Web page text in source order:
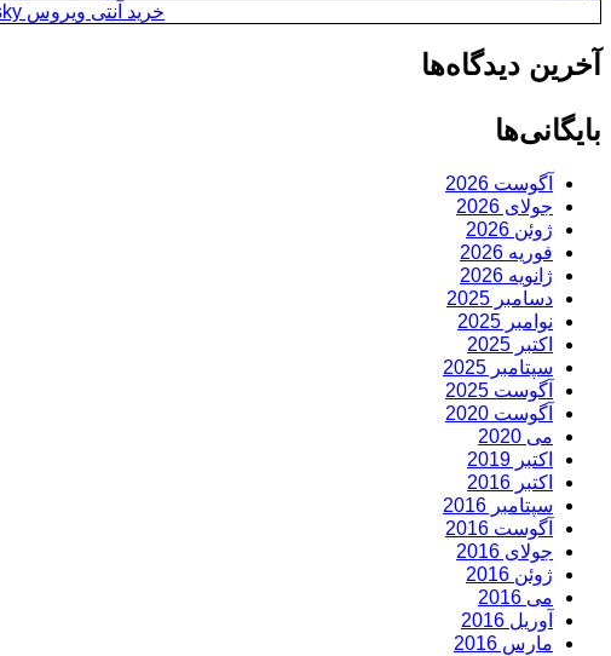
خرید آنتی ویروس Kaspersky
آخرین دیدگاه‌ها
بایگانی‌ها
آگوست 2026
جولای 2026
ژوئن 2026
فوریه 2026
ژانویه 2026
دسامبر 2025
نوامبر 2025
اکتبر 2025
سپتامبر 2025
آگوست 2025
آگوست 2020
می 2020
اکتبر 2019
اکتبر 2016
سپتامبر 2016
آگوست 2016
جولای 2016
ژوئن 2016
می 2016
آوریل 2016
مارس 2016